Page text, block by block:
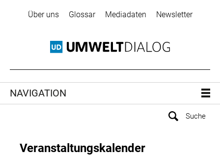
Über uns Glossar Mediadaten Newsletter
NAVIGATION
Veranstaltungskalender